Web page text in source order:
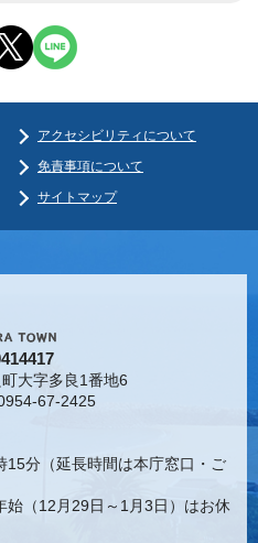
アクセシビリティについて
免責事項について
サイトマップ
大字多良1番地6
67-2425
分（延長時間は本庁窓口・ご
（12月29日～1月3日）はお休